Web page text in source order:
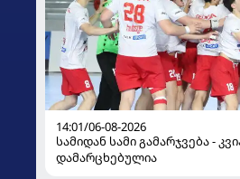
14:01/06-08-2026
სამიდან სამი გამარჯვება -
დამარცხებულია